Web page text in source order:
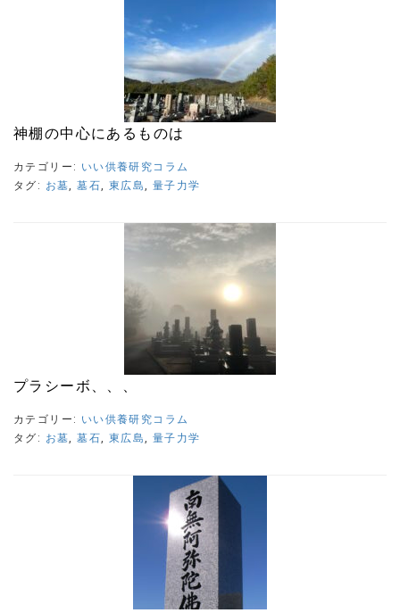
神棚の中心にあるものは
カテゴリー: いい供養研究コラム
タグ: お墓,墓石, 東広島, 量子力学
プラシーボ、、、
カテゴリー: いい供養研究コラム
タグ: お墓,墓石, 東広島, 量子力学